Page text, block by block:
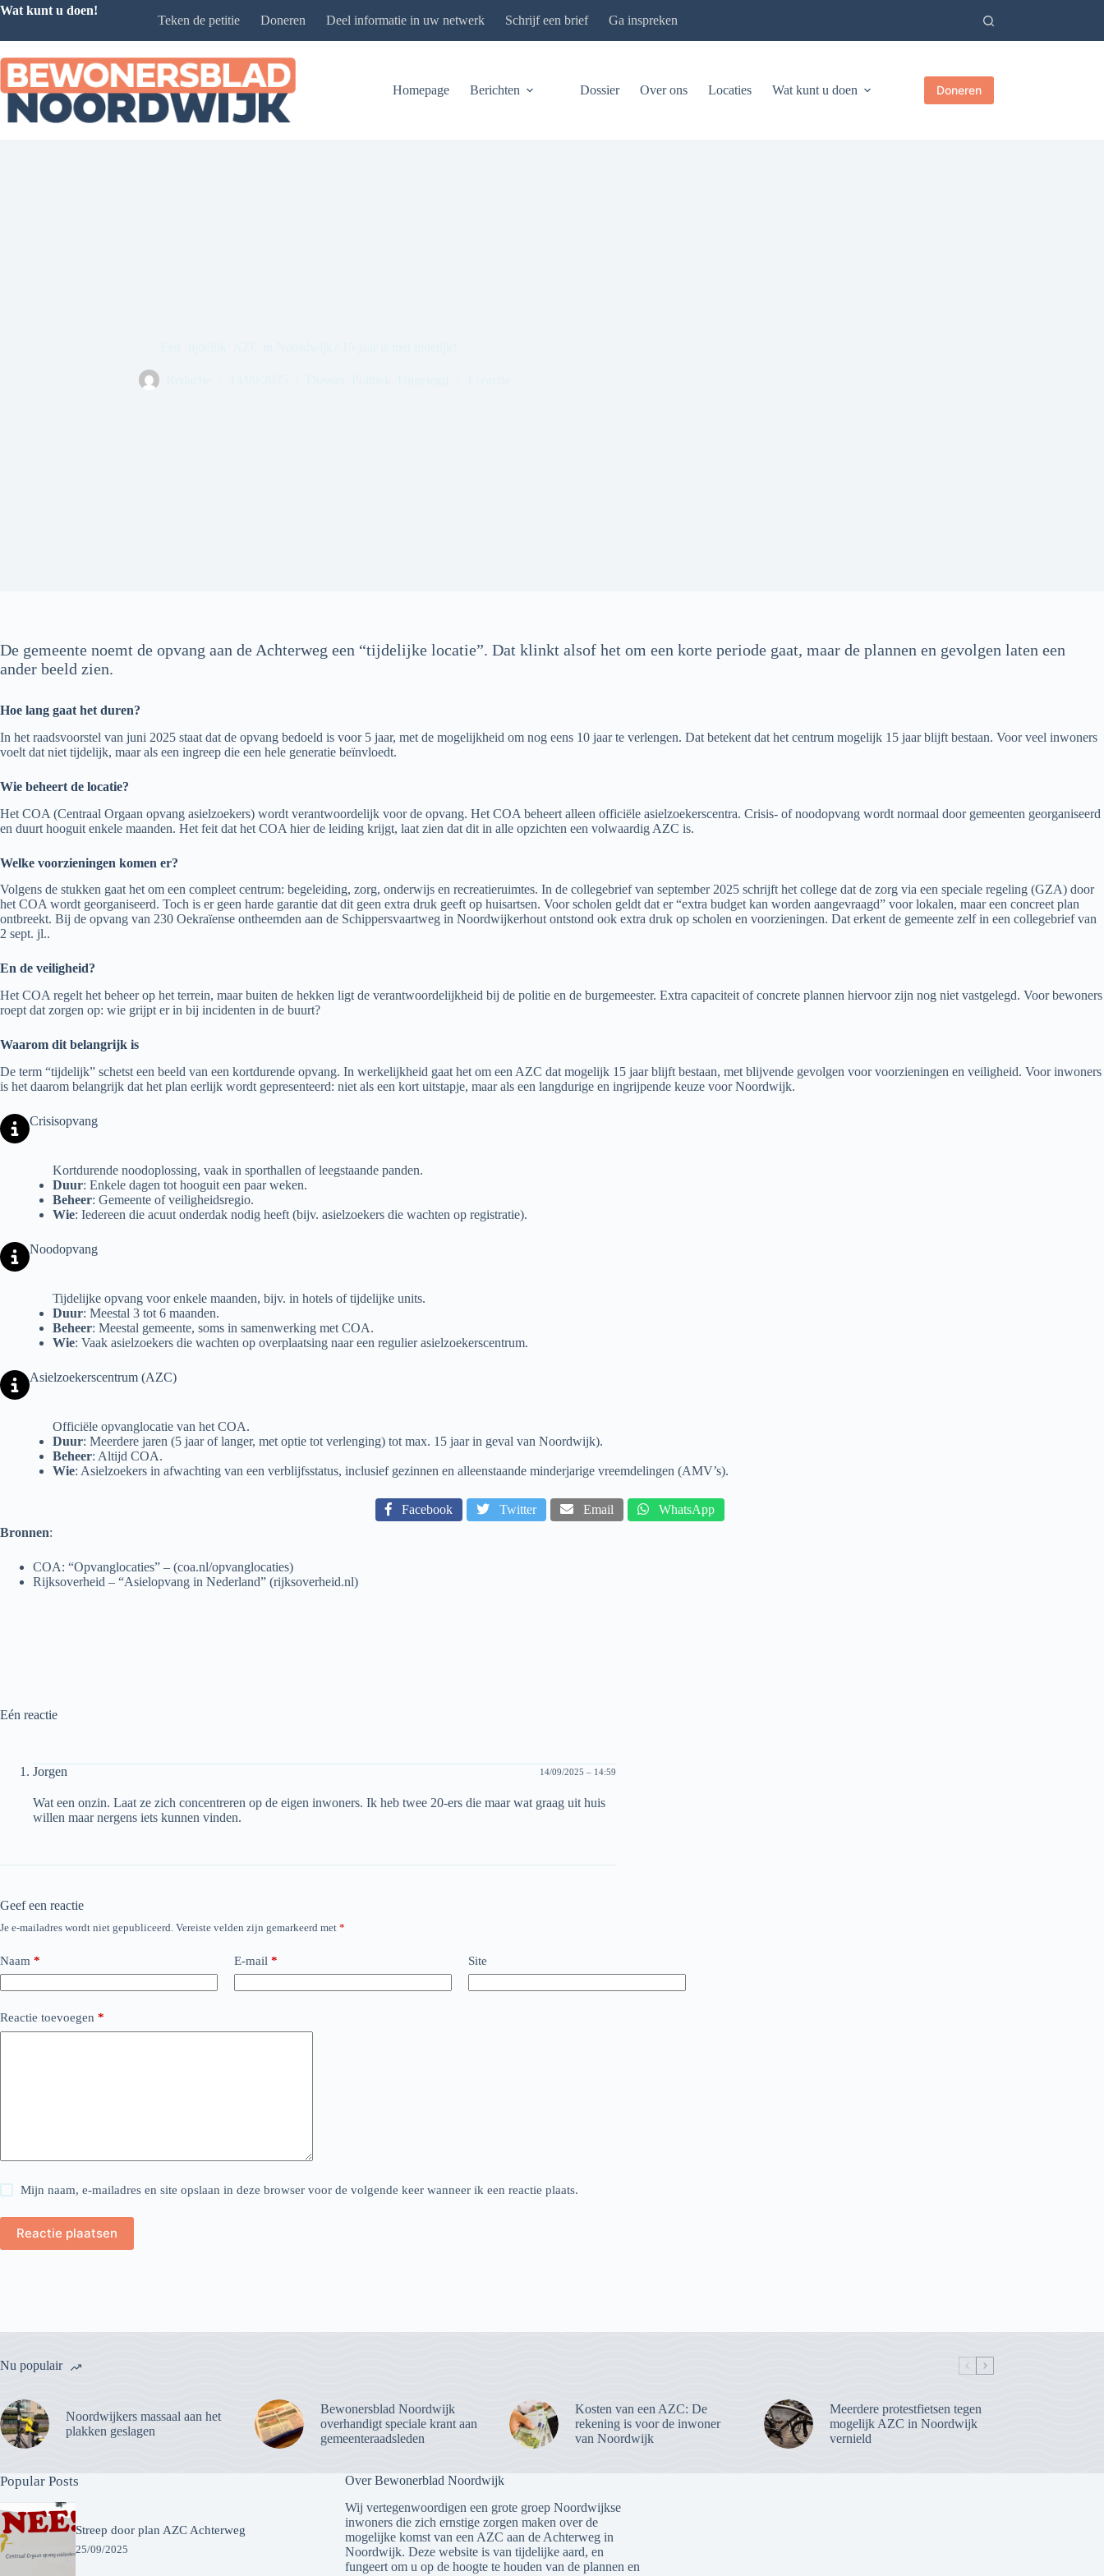
Ga
Wat kunt u doen!
Teken de petitie Doneren Deel informatie in uw netwerk Schrijf een brief Ga inspreken
Homepage Berichten Dossier Over ons Locaties Wat kunt u doen Doneren
De gemeente noemt de opvang aan de Achterweg een “tijdelijke locatie”. Dat klinkt alsof het om een korte periode gaat, maar de plannen en gevolgen laten een
ander beeld zien.
Hoe lang gaat het duren?
In het raadsvoorstel van juni 2025 staat dat de opvang bedoeld is voor 5 jaar, met de mogelijkheid om nog eens 10 jaar te verlengen. Dat betekent dat het centrum mogelijk 15 jaar blijft bestaan. Voor veel inwoners
voelt dat niet tijdelijk, maar als een ingreep die een hele generatie beïnvloedt.
Wie beheert de locatie?
Het COA (Centraal Orgaan opvang asielzoekers) wordt verantwoordelijk voor de opvang. Het COA beheert alleen officiële asielzoekerscentra. Crisis- of noodopvang wordt normaal door gemeenten georganiseerd
en duurt hooguit enkele maanden. Het feit dat het COA hier de leiding krijgt, laat zien dat dit in alle opzichten een volwaardig AZC is.
Welke voorzieningen komen er?
Volgens de stukken gaat het om een compleet centrum: begeleiding, zorg, onderwijs en recreatieruimtes. In de collegebrief van september 2025 schrijft het college dat de zorg via een speciale regeling (GZA) door
het COA wordt georganiseerd. Toch is er geen harde garantie dat dit geen extra druk geeft op huisartsen. Voor scholen geldt dat er “extra budget kan worden aangevraagd” voor lokalen, maar een concreet plan
ontbreekt. Bij de opvang van 230 Oekraïense ontheemden aan de Schippersvaartweg in Noordwijkerhout ontstond ook extra druk op scholen en voorzieningen. Dat erkent de gemeente zelf in een collegebrief van
2 sept. jl..
En de veiligheid?
Het COA regelt het beheer op het terrein, maar buiten de hekken ligt de verantwoordelijkheid bij de politie en de burgemeester. Extra capaciteit of concrete plannen hiervoor zijn nog niet vastgelegd. Voor bewoners
roept dat zorgen op: wie grijpt er in bij incidenten in de buurt?
Waarom dit belangrijk is
De term “tijdelijk” schetst een beeld van een kortdurende opvang. In werkelijkheid gaat het om een AZC dat mogelijk 15 jaar blijft bestaan, met blijvende gevolgen voor voorzieningen en veiligheid. Voor inwoners
is het daarom belangrijk dat het plan eerlijk wordt gepresenteerd: niet als een kort uitstapje, maar als een langdurige en ingrijpende keuze voor Noordwijk.
Crisisopvang
Kortdurende noodoplossing, vaak in sporthallen of leegstaande panden.
Duur: Enkele dagen tot hooguit een paar weken.
Beheer: Gemeente of veiligheidsregio.
Wie: Iedereen die acuut onderdak nodig heeft (bijv. asielzoekers die wachten op registratie).
Noodopvang
Tijdelijke opvang voor enkele maanden, bijv. in hotels of tijdelijke units.
Duur: Meestal 3 tot 6 maanden.
Beheer: Meestal gemeente, soms in samenwerking met COA.
Wie: Vaak asielzoekers die wachten op overplaatsing naar een regulier asielzoekerscentrum.
Asielzoekerscentrum (AZC)
Officiële opvanglocatie van het COA.
Duur: Meerdere jaren (5 jaar of langer, met optie tot verlenging) tot max. 15 jaar in geval van Noordwijk).
Beheer: Altijd COA.
Wie: Asielzoekers in afwachting van een verblijfsstatus, inclusief gezinnen en alleenstaande minderjarige vreemdelingen (AMV’s).
Facebook Twitter Email
WhatsApp
Bronnen:
COA: “Opvanglocaties” – (coa.nl/opvanglocaties)
Rijksoverheid – “Asielopvang in Nederland” (rijksoverheid.nl)
Eén reactie
Jorgen 14/09/2025 – 14:59
Wat een onzin. Laat ze zich concentreren op de eigen inwoners. Ik heb twee 20-ers die maar wat graag uit huis
willen maar nergens iets kunnen vinden.
Geef een reactie
Je e-mailadres wordt niet gepubliceerd. Vereiste velden zijn gemarkeerd met *
Naam * E-mail * Site
Reactie toevoegen *
Mijn naam, e-mailadres en site opslaan in deze browser voor de volgende keer wanneer ik een reactie plaats.
Reactie plaatsen
Nu populair
Noordwijkers massaal aan het
plakken geslagen
Bewonersblad Noordwijk
overhandigt speciale krant aan
gemeenteraadsleden
Kosten van een AZC: De
rekening is voor de inwoner
van Noordwijk
Meerdere protestfietsen tegen
mogelijk AZC in Noordwijk
vernield
Popular Posts
Streep door plan AZC Achterweg
25/09/2025
Over Bewonerblad Noordwijk
Wij vertegenwoordigen een grote groep Noordwijkse
inwoners die zich ernstige zorgen maken over de
mogelijke komst van een AZC aan de Achterweg in
Noordwijk. Deze website is van tijdelijke aard, en
fungeert om u op de hoogte te houden van de plannen en